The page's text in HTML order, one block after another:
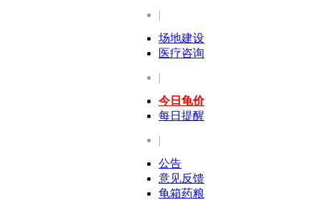
|
场地建设
医疗咨询
|
今日龟价
每日提醒
|
公告
意见反馈
龟箱药粮